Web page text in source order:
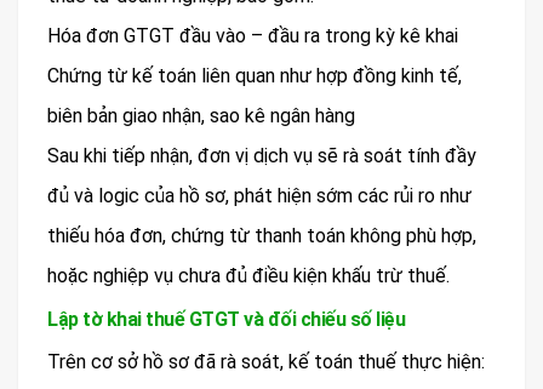
Hóa đơn GTGT đầu vào – đầu ra trong kỳ kê khai
Chứng từ kế toán liên quan như hợp đồng kinh tế,
biên bản giao nhận, sao kê ngân hàng
Sau khi tiếp nhận, đơn vị dịch vụ sẽ rà soát tính đầy
đủ và logic của hồ sơ, phát hiện sớm các rủi ro như
thiếu hóa đơn, chứng từ thanh toán không phù hợp,
hoặc nghiệp vụ chưa đủ điều kiện khấu trừ thuế.
Lập tờ khai thuế GTGT và đối chiếu số liệu
Trên cơ sở hồ sơ đã rà soát, kế toán thuế thực hiện: